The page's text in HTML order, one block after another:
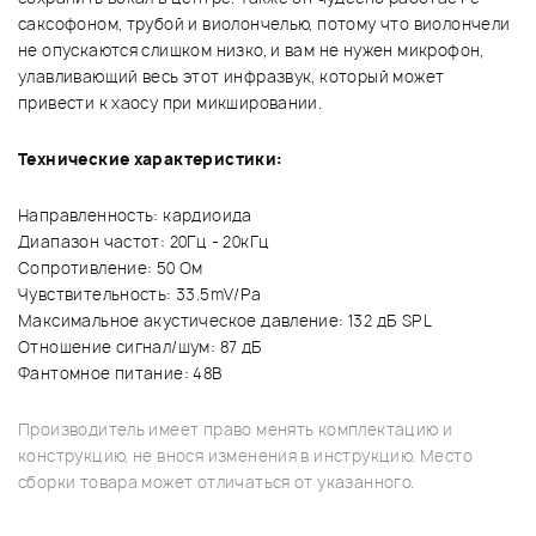
саксофоном, трубой и виолончелью, потому что виолончели
не опускаются слишком низко, и вам не нужен микрофон,
улавливающий весь этот инфразвук, который может
привести к хаосу при микшировании.
Технические характеристики:
Направленность: кардиоида
Диапазон частот: 20Гц - 20кГц
Сопротивление: 50 Ом
Чувствительность: 33.5mV/Pa
Максимальное акустическое давление: 132 дБ SPL
Отношение сигнал/шум: 87 дБ
Фантомное питание: 48В
Производитель имеет право менять комплектацию и
конструкцию, не внося изменения в инструкцию. Место
сборки товара может отличаться от указанного.